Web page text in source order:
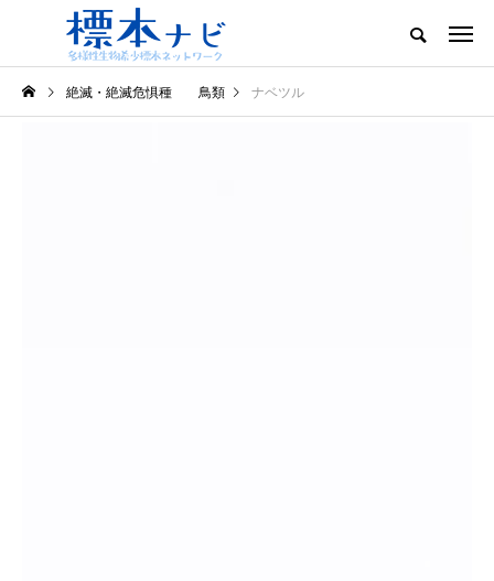
絶滅・絶滅危惧種 鳥類 ナベツル